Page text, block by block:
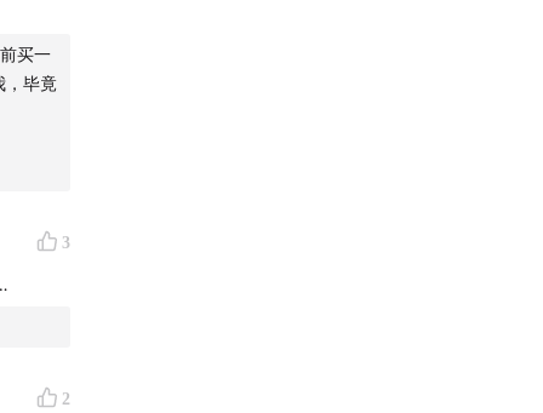
买一
，毕竟
3
2